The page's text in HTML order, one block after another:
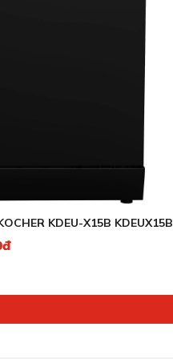
KDEU-X15B KDEUX15B